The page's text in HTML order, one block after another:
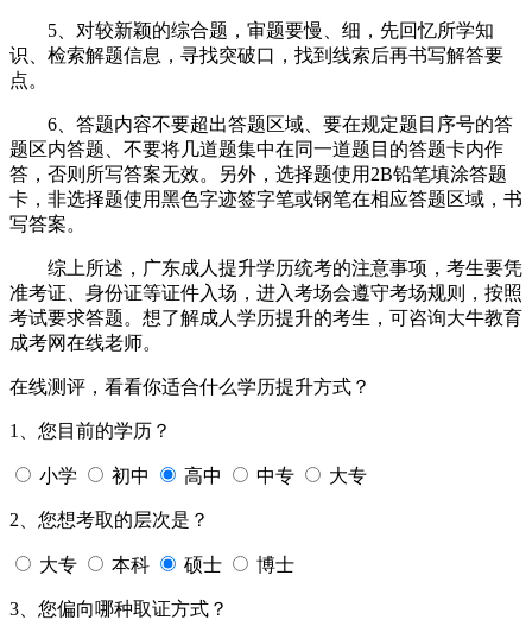
5、对较新颖的综合题，审题要慢、细，先回忆所学知
识、检索解题信息，寻找突破口，找到线索后再书写解答要
点。
6、答题内容不要超出答题区域、要在规定题目序号的答
题区内答题、不要将几道题集中在同一道题目的答题卡内作
答，否则所写答案无效。另外，选择题使用2B铅笔填涂答题
卡，非选择题使用黑色字迹签字笔或钢笔在相应答题区域，书
写答案。
综上所述，广东成人提升学历统考的注意事项，考生要凭
准考证、身份证等证件入场，进入考场会遵守考场规则，按照
考试要求答题。想了解成人学历提升的考生，可咨询大牛教育
成考网在线老师。
在线测评，看看你适合什么学历提升方式？
1、您目前的学历？
小学 初中 高中 中专 大专
2、您想考取的层次是？
大专 本科 硕士 博士
3、您偏向哪种取证方式？